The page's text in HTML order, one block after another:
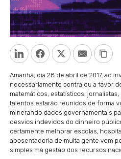
LinkedInFacebookTwitterEmail
Amanhã, dia 28 de abril de 2017, ao
necessariamente contra ou a favor
matemáticos, estatísticos,
talentos estarão reunidos de forma
minerando dados governamentais
desvios indevidos do dinheiro
certamente melhorar escolas,
aposentadoria de muita gente vem
simples má gestão dos recursos